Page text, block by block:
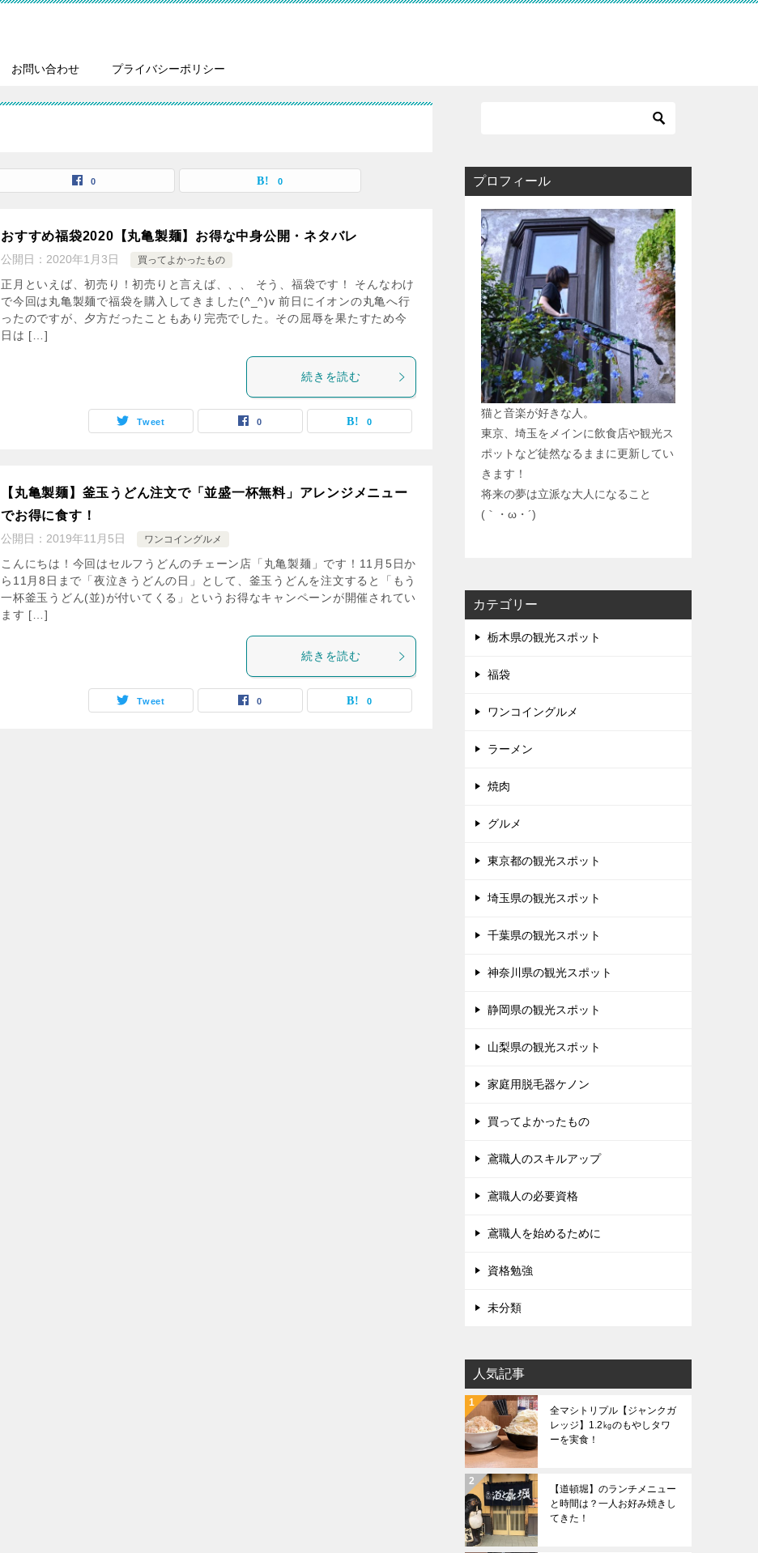
お問い合わせ プライバシーポリシー
0 0
おすすめ福袋2020【丸亀製麺】お得な中身公開・ネタバレ
公開日： 2020年1月3日 買ってよかったもの
正月といえば、初売り！初売りと言えば、、、 そう、福袋です！ そんなわけ
で今回は丸亀製麺で福袋を購入してきました(^_^)v 前日にイオンの丸亀へ行
ったのですが、夕方だったこともあり完売でした。その屈辱を果たすため今
日は […]
続きを読む
Tweet 0 0
【丸亀製麺】釜玉うどん注文で「並盛一杯無料」アレンジメニュー
でお得に食す！
公開日： 2019年11月5日 ワンコイングルメ
こんにちは！今回はセルフうどんのチェーン店「丸亀製麺」です！11月5日か
ら11月8日まで「夜泣きうどんの日」として、釜玉うどんを注文すると「もう
一杯釜玉うどん(並)が付いてくる」というお得なキャンペーンが開催されてい
ます […]
続きを読む
Tweet 0 0
プロフィール
猫と音楽が好きな人。
東京、埼玉をメインに飲食店や観光ス
ポットなど徒然なるままに更新してい
きます！
将来の夢は立派な大人になること
(｀・ω・´)
カテゴリー
栃木県の観光スポット
福袋
ワンコイングルメ
ラーメン
焼肉
グルメ
東京都の観光スポット
埼玉県の観光スポット
千葉県の観光スポット
神奈川県の観光スポット
静岡県の観光スポット
山梨県の観光スポット
家庭用脱毛器ケノン
買ってよかったもの
鳶職人のスキルアップ
鳶職人の必要資格
鳶職人を始めるために
資格勉強
未分類
人気記事
全マシトリプル【ジャンクガ
レッジ】1.2㎏のもやしタワ
ーを実食！
【道頓堀】のランチメニュー
と時間は？一人お好み焼きし
てきた！